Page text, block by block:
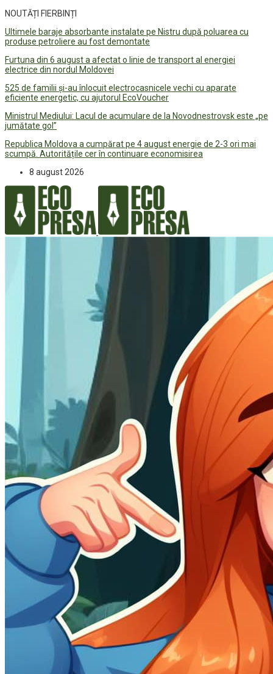
NOUTĂȚI FIERBINȚI
Ultimele baraje absorbante instalate pe Nistru după poluarea cu
produse petroliere au fost demontate
Furtuna din 6 august a afectat o linie de transport al energiei
electrice din nordul Moldovei
525 de familii și-au înlocuit electrocasnicele vechi cu aparate
eficiente energetic, cu ajutorul EcoVoucher
Ministrul Mediului: Lacul de acumulare de la Novodnestrovsk este „pe
jumătate gol”
Republica Moldova a cumpărat pe 4 august energie de 2-3 ori mai
scumpă. Autoritățile cer în continuare economisirea
8 august 2026